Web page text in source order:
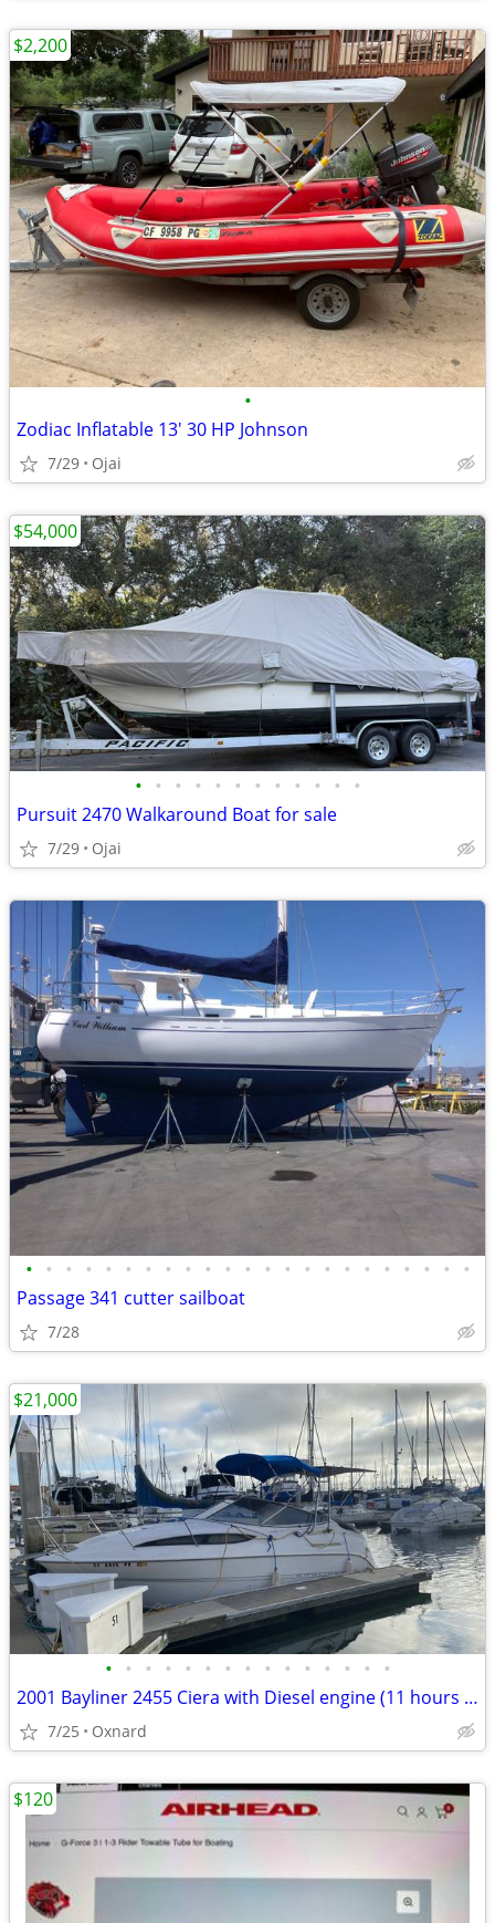
•
Zodiac Inflatable 13' 30 HP Johnson
7/29 Ojai
$2,200
• • • • • • • • • • • •
Pursuit 2470 Walkaround Boat for sale
7/29 Ojai
$54,000
• • • • • • • • • • • • • • • • • • • • • • •
Passage 341 cutter sailboat
7/28
• • • • • • • • • • • • • • •
2001 Bayliner 2455 Ciera with Diesel engine (11 hours only)
7/25 Oxnard
$21,000
$120